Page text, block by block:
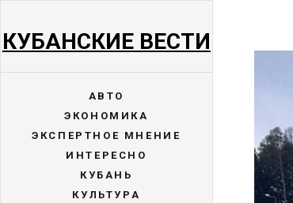
КУБАНСКИЕ ВЕСТИ
АВТО
ЭКОНОМИКА
ЭКСПЕРТНОЕ МНЕНИЕ
ИНТЕРЕСНО
КУБАНЬ
КУЛЬТУРА